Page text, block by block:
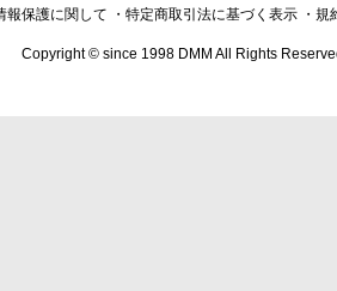
報保護に関して ・特定商取引法に基づく表示 ・規
Copyright © since 1998 DMM All Rights